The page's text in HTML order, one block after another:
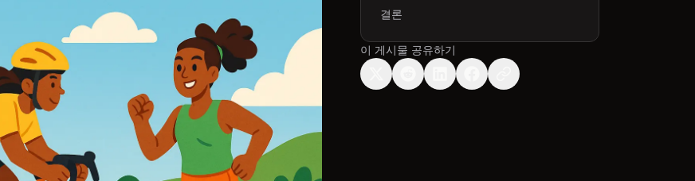
결론
이 게시물 공유하기